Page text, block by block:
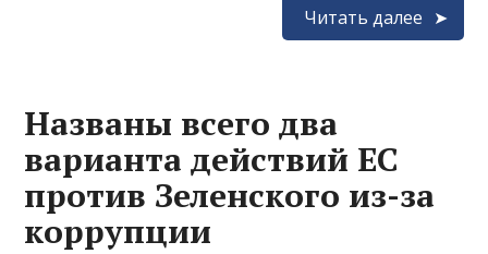
Читать далее
Названы всего два
варианта действий ЕС
против Зеленского из-за
коррупции